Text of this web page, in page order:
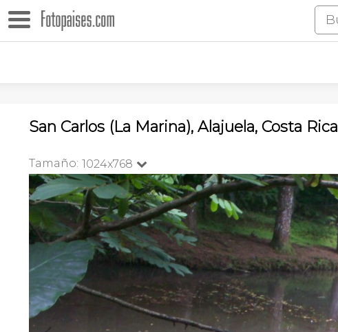
San Carlos (La Marina), Alajuela, Costa Rica
Tamaño: 1024x768 